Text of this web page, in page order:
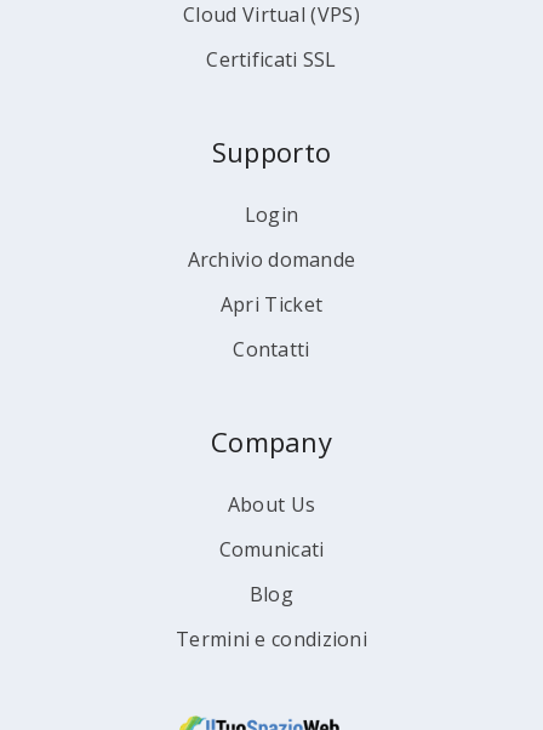
Cloud Virtual (VPS)
Certificati SSL
Supporto
Login
Archivio domande
Apri Ticket
Contatti
Company
About Us
Comunicati
Blog
Termini e condizioni